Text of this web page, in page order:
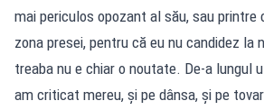
mai periculos opozant al său, sau printre
zona presei, pentru că eu nu candidez la
treaba nu e chiar o noutate. De-a lungul
am criticat mereu, și pe dânsa, și pe